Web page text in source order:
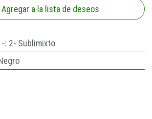
Agregar a la lista de deseos
-: 2- Sublimixto